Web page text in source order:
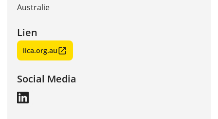
Australie
Lien
iica.org.au
Social Media